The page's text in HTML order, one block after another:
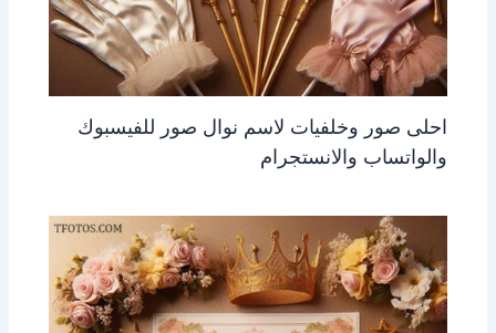
احلى صور وخلفيات لاسم نوال صور للفيسبوك
والواتساب والانستجرام